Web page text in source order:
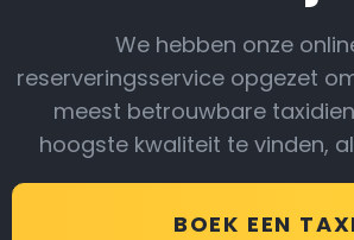
We hebben onze
reserveringsservice opgezet
meest betrouwbare
hoogste kwaliteit te vinden,
BOEK EEN